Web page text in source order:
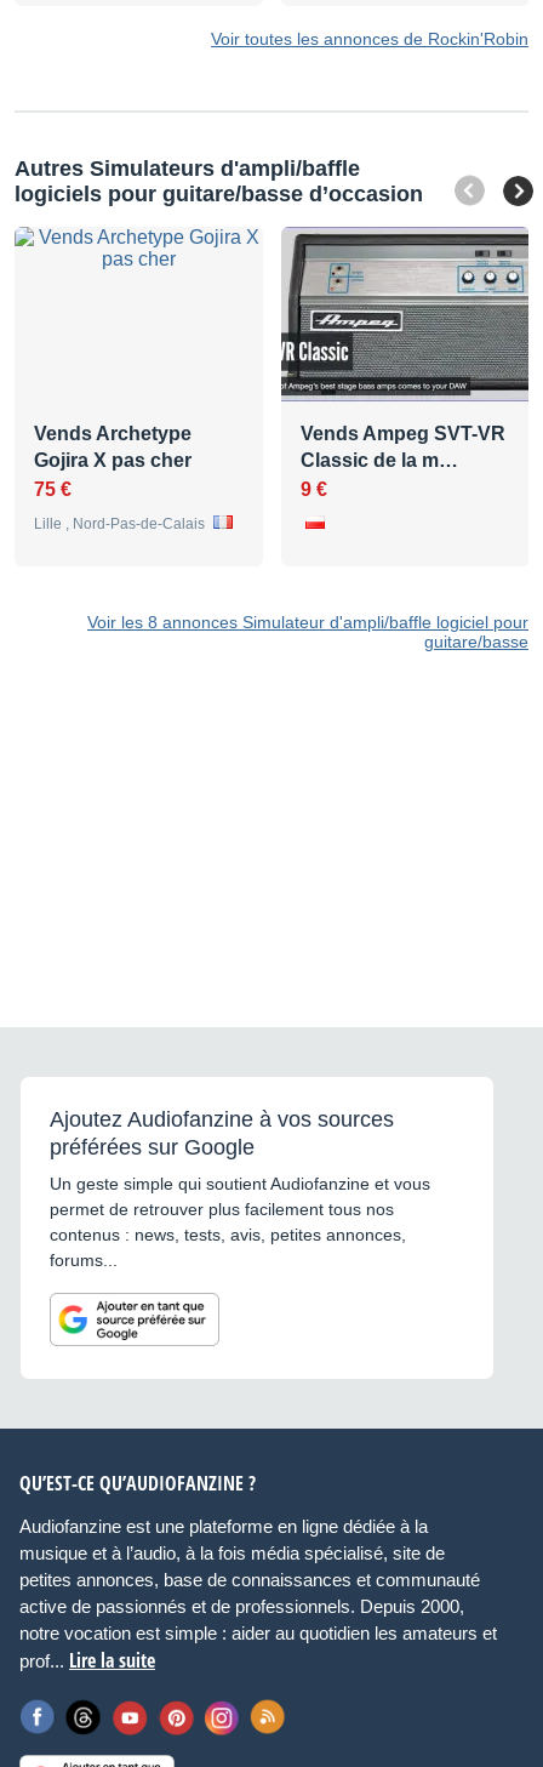
Voir toutes les annonces de Rockin'Robin
Autres Simulateurs d'ampli/baffle
logiciels pour guitare/basse d’occasion
Vends Archetype
Gojira X pas cher
75 €
Lille , Nord-Pas-de-Calais
Vends Ampeg SVT-VR
Classic de la m…
9 €
Voir les 8 annonces Simulateur d'ampli/baffle logiciel pour
guitare/basse
Ajoutez Audiofanzine à vos sources
préférées sur Google
Un geste simple qui soutient Audiofanzine et vous
permet de retrouver plus facilement tous nos
contenus : news, tests, avis, petites annonces,
forums...
QU’EST-CE QU’AUDIOFANZINE ?
Audiofanzine est une plateforme en ligne dédiée à la
musique et à l’audio, à la fois média spécialisé, site de
petites annonces, base de connaissances et communauté
active de passionnés et de professionnels. Depuis 2000,
notre vocation est simple : aider au quotidien les amateurs et
prof... Lire la suite